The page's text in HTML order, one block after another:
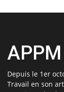
APPM
Depuis le 1er
Travail en son